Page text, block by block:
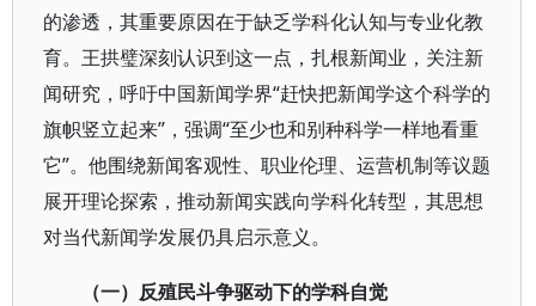
的渗透，其重要原因在于缺乏学科化认知与专业化教
育。王拱璧深刻认识到这一点，扎根新闻业，关注新
闻研究，呼吁中国新闻学界“赶快把新闻学这个科学的
旗帜竖立起来”，强调“至少也和别种科学一样地看重
它”。他围绕新闻客观性、职业伦理、运营机制等议题
展开理论探索，推动新闻实践向学科化转型，其思想
对当代新闻学发展仍具启示意义。
（一）反殖民斗争驱动下的学科自觉